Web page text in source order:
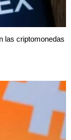
las criptomonedas